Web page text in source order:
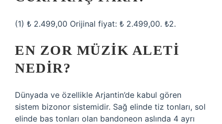
(1) ₺ 2.499,00 Orijinal fiyat: ₺ 2.499,00. ₺2.
EN ZOR MÜZIK ALETI
NEDIR?
Dünyada ve özellikle Arjantin’de kabul gören
sistem bizonor sistemidir. Sağ elinde tiz tonları, sol
elinde bas tonları olan bandoneon aslında 4 ayrı